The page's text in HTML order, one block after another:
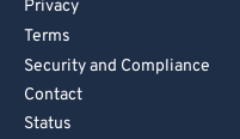
Privacy
Terms
Security and Compliance
Contact
Status